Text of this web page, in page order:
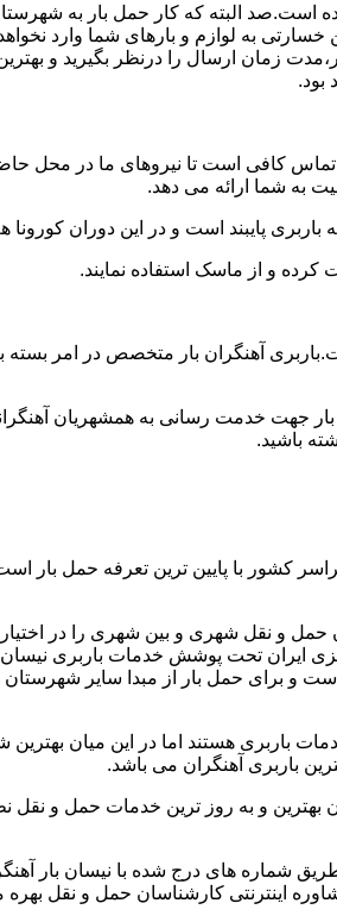
است.صد البته که کار حمل بار به
به لوازم و بارهای شما وارد
زمان ارسال را درنظر بگیرید و بهترین
بود.
تماس کافی است تا نیروهای ما در محل
به شما ارائه می دهد.
باربری پایبند است و در این دوران
کرده و از ماسک استفاده نمایند.
آهنگران بار متخصص در امر
جهت خدمت رسانی به همشهریان
باشید.
کشور با پایین ترین تعرفه حمل
و نقل شهری و بین شهری را در اختیار
تحت پوشش خدمات باربری نیسان
است و برای حمل بار از مبدا سایر
باربری هستند اما در این میان
باربری آهنگران می باشد.
و به روز ترین خدمات حمل و نقل
طریق شماره های درج شده با نیسان
اینترنتی کارشناسان حمل و نقل بهره